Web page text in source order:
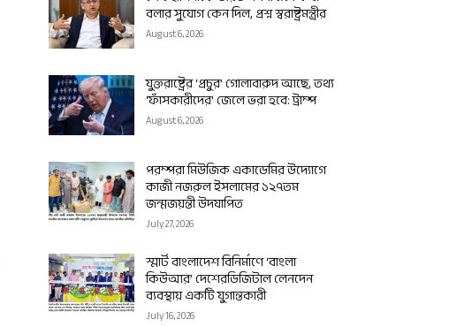
বলার সুযোগ কেন দিল, প্রশ্ন স্বরাষ্ট্রমন্ত্রীর
August 6, 2026
যুক্তরাষ্ট্রের ‘প্রচুর’ গোলাবারুদ আছে, তথ্য
‘ফাঁসকারীদের’ জেলে ভরা হবে: ট্রাম্প
August 6, 2026
পরম্পরা মিউজিক একাডেমির উদ্যোগে
কাজী নজরুল ইসলামের ১২৭তম
জন্মজয়ন্তী উদযাপিত
July 27, 2026
স্মার্ট বাংলাদেশ বিনির্মাণে ‘বাংলা
কিউআর’ দেশেরডিজিটাল লেনদেন
ব্যবস্থায় একটি যুগান্তকারী
July 16, 2026